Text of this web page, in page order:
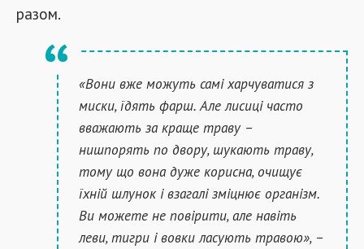
разом.
«Вони вже можуть самі харчуватися з
миски, їдять фарш. Але лисиці часто
вважають за краще траву –
нишпорять по двору, шукають траву,
тому що вона дуже корисна, очищує
їхній шлунок і взагалі зміцнює організм.
Ви можете не повірити, але навіть
леви, тигри і вовки ласують травою», –